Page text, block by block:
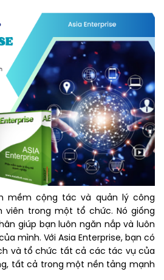
mềm cộng tác và quản lý công
viên trong một tổ chức. Nó giống
giúp bạn luôn ngăn nắp và luôn
mình. Với Asia Enterprise, bạn có
và tổ chức tất cả các tác vụ của
tất cả trong một nền tảng mạnh